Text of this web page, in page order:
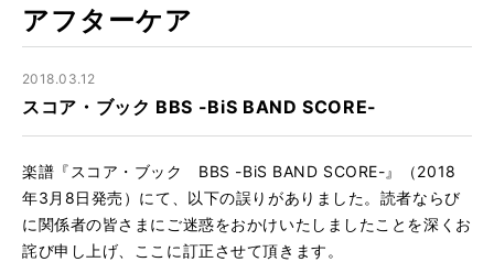
アフターケア
2018.03.12
スコア・ブック BBS -BiS BAND SCORE-
楽譜『スコア・ブック BBS -BiS BAND SCORE-』（2018
年3月8日発売）にて、以下の誤りがありました。読者ならび
に関係者の皆さまにご迷惑をおかけいたしましたことを深くお
詫び申し上げ、ここに訂正させて頂きます。